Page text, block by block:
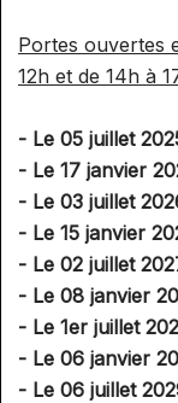
SPN)
STAGES
Portes ouvertes
12h et de 14h à
- Le 05 juillet
- Le 17 janvier
- Le 03 juillet
- Le 15 janvier
- Le 02 juillet
- Le 08 janvier
- Le 1er juillet
- Le 06 janvier
- Le 06 juillet